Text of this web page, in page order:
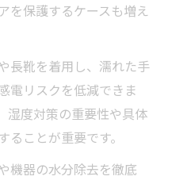
を保護するケースも増え
長靴を着用し、濡れた手
電リスクを低減できま
湿度対策の重要性や具体
ことが重要です。
機器の水分除去を徹底